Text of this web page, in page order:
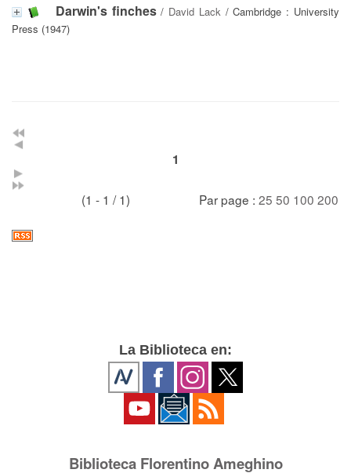
Darwin's finches/ David Lack/ Cambridge : University
Press (1947)
1
(1 - 1 / 1) Par page : 25 50 100 200
La Biblioteca en:
Biblioteca Florentino Ameghino